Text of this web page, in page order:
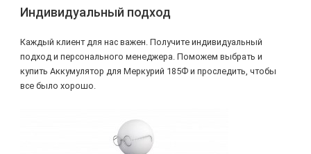
Индивидуальный подход
Каждый клиент для нас важен. Получите индивидуальный
подход и персонального менеджера. Поможем выбрать и
купить Аккумулятор для Меркурий 185Ф и проследить, чтобы
все было хорошо.